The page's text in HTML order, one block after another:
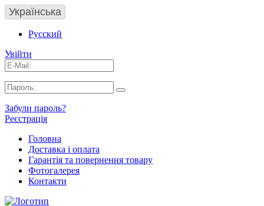
Українська
Русский
Увійти
Забули пароль?
Реєстрація
Головна
Доставка і оплата
Гарантія та повернення товару
Фотогалерея
Контакти